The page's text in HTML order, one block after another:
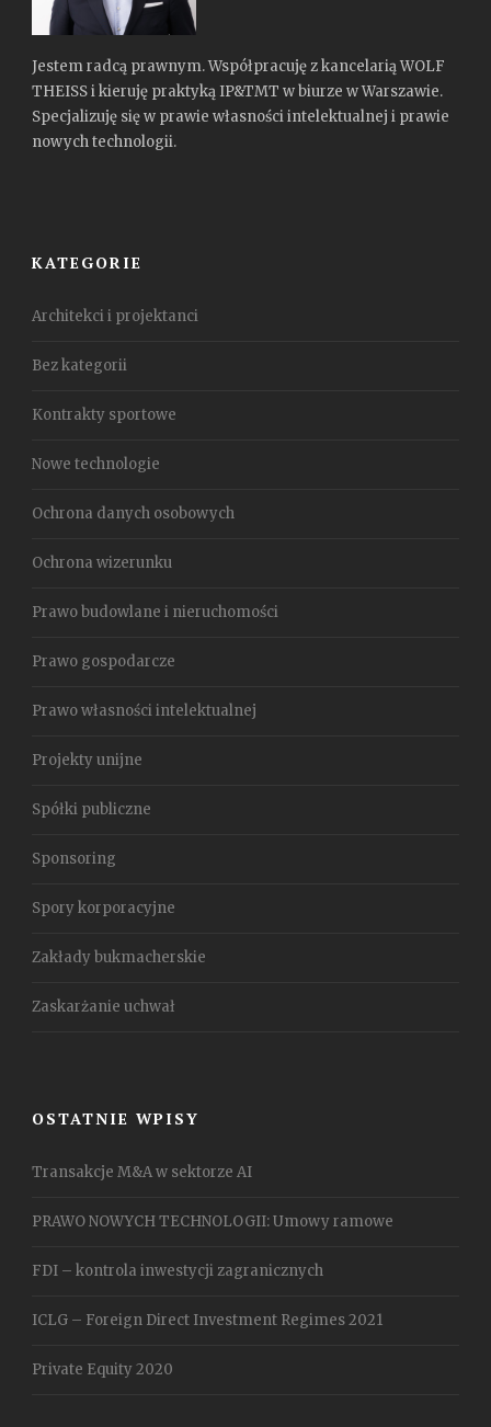
Jestem radcą prawnym. Współpracuję z kancelarią WOLF
THEISS i kieruję praktyką IP&TMT w biurze w Warszawie.
Specjalizuję się w prawie własności intelektualnej i prawie
nowych technologii.
KATEGORIE
Architekci i projektanci
Bez kategorii
Kontrakty sportowe
Nowe technologie
Ochrona danych osobowych
Ochrona wizerunku
Prawo budowlane i nieruchomości
Prawo gospodarcze
Prawo własności intelektualnej
Projekty unijne
Spółki publiczne
Sponsoring
Spory korporacyjne
Zakłady bukmacherskie
Zaskarżanie uchwał
OSTATNIE WPISY
Transakcje M&A w sektorze AI
PRAWO NOWYCH TECHNOLOGII: Umowy ramowe
FDI – kontrola inwestycji zagranicznych
ICLG – Foreign Direct Investment Regimes 2021
Private Equity 2020